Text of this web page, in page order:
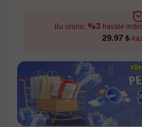
Bu ürünü, %3 havale
29.97 ₺